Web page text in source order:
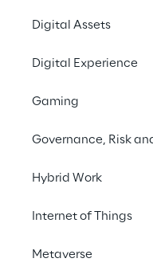
Digital Assets
Digital Experience
Gaming
Governance, Risk
Hybrid Work
Internet of Things
Metaverse